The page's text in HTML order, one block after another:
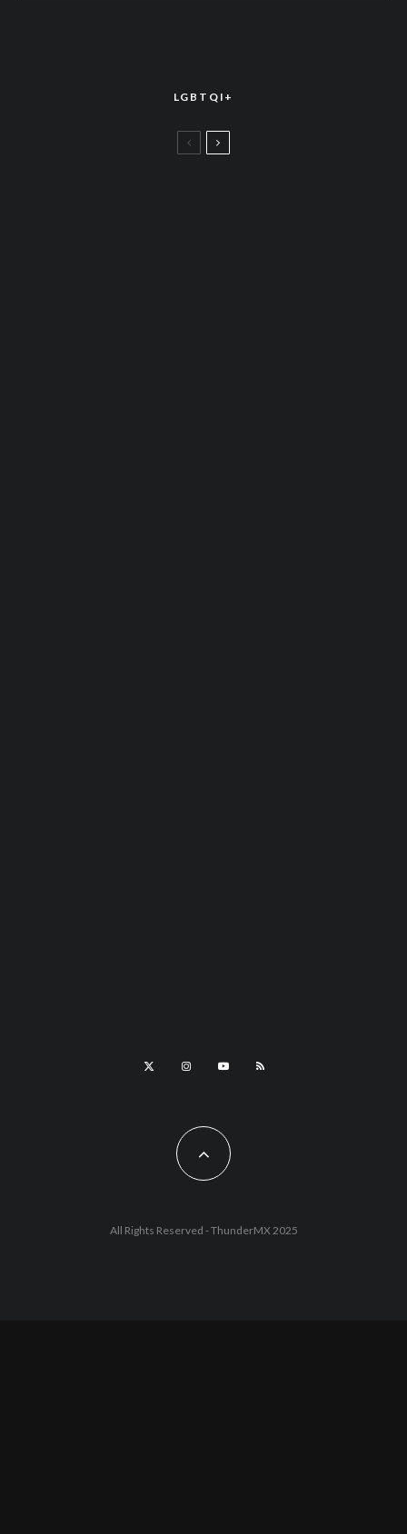
LGBTQI+
All Rights Reserved - ThunderMX 2025